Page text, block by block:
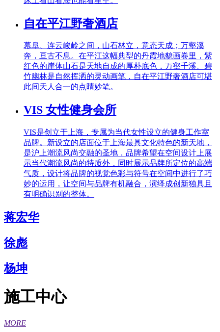
自在平江野奢酒店
幕阜、连云峻岭之间，山石林立，意态天成；万壑溪
奔，亘古不息。在平江这幅典型的丹霞地貌画卷里，紫
红色的崖体山石是天地自成的厚朴底色，万壑千溪、碧
竹幽林是自然挥洒的灵动画笔，自在平江野奢酒店可堪
此间天人合一的点睛妙笔。
VIS 女性健身会所
VIS是创立于上海，专属为当代女性设立的健身工作室
品牌。新设立的店面位于上海最具文化特色的新天地，
是沪上潮流风尚交融的圣地，品牌希望在空间设计上展
示当代潮流风尚的特质外，同时展示品牌所定位的高端
气质，设计将品牌的视觉色彩与符号在空间中进行了巧
妙的运用，让空间与品牌有机融合，演绎成创新独具且
有明确识别的整体。
蒋宏华
徐彪
杨坤
施工中心
MORE